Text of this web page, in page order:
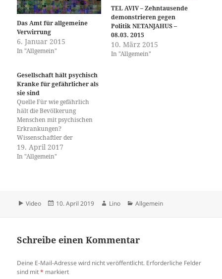
Das Amt für allgemeine
Verwirrung
6. Januar 2015
In "Allgemein"
TEL AVIV – Zehntausende
demonstrieren gegen
Politik NETANJAHUS –
08.03. 2015
10. März 2015
In "Allgemein"
Gesellschaft hält psychisch
Kranke für gefährlicher als
sie sind
Quelle Für wie gefährlich
hält die Bevölkerung
Menschen mit psychischen
Erkrankungen?
Wissenschaftler der
Universität Basel und der
Universitären
Die Fachzeitschrift «Scientific
Reports» hat die Resultate
leiden unter starker sozialer
Stigmatisierung. Zusätzlich
19. April 2017
In "Allgemein"
Format
Video
Veröffentlicht
10. April 2019 Autor
Lino Kategorien
Allgemein
Schreibe einen Kommentar
Deine E-Mail-Adresse wird nicht veröffentlicht. Erforderliche Felder
sind mit* markiert